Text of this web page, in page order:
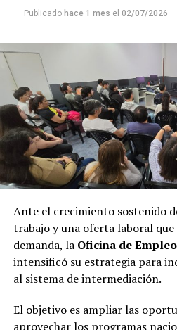
Publicado hace 1 mes el 02/07/2026
Ante el crecimiento sostenido
trabajo y una oferta laboral
demanda, la Oficina de
intensificó su estrategia para
al sistema de intermediación.
El objetivo es ampliar las
aprovechar los programas